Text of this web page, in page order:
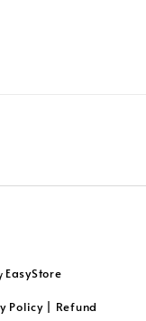
EasyStore
Policy | Refund